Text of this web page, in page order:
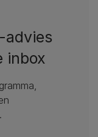
advies
inbox